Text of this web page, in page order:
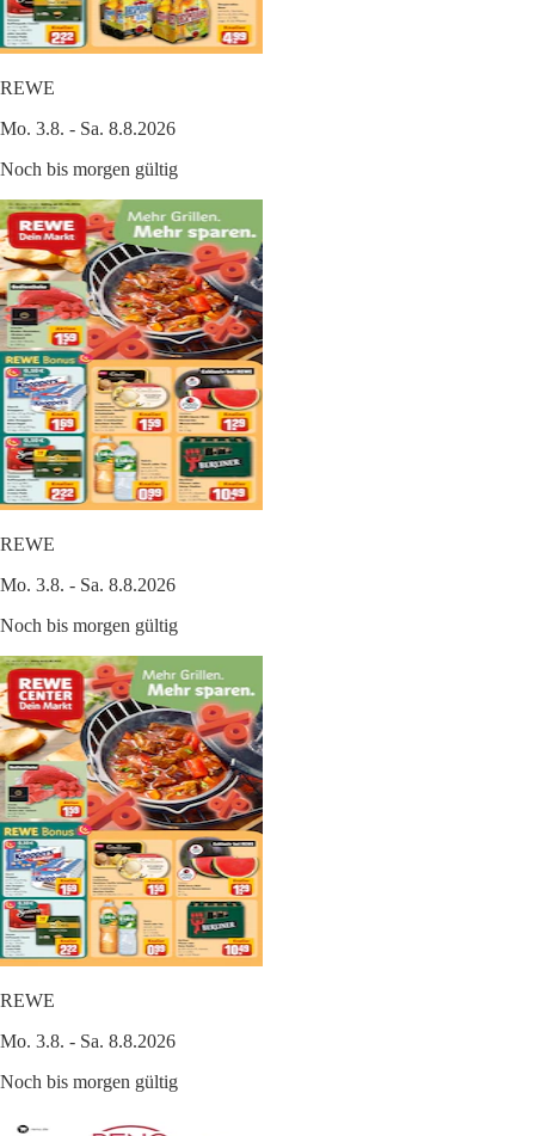
REWE
Mo. 3.8. - Sa. 8.8.2026
Noch bis morgen gültig
REWE
Mo. 3.8. - Sa. 8.8.2026
Noch bis morgen gültig
REWE
Mo. 3.8. - Sa. 8.8.2026
Noch bis morgen gültig